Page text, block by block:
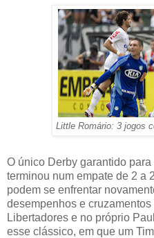
Little Romário: 3 jogos
O único Derby garantido
terminou num empate de 2 a
podem se enfrentar
desempenhos e
Libertadores e no próprio
esse clássico, em que um